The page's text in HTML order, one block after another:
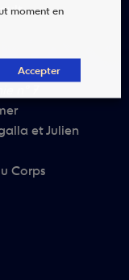
et Julien
Corps
moment en
Accepter